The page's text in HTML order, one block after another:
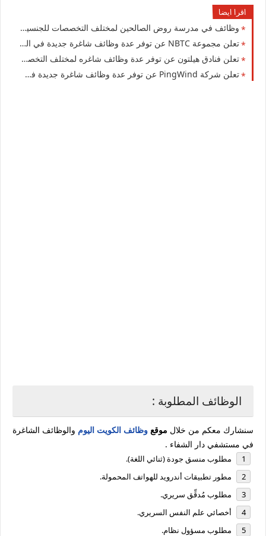
اقرا ايضا
وظائف في مدرسة روض الصالحين لمختلف التخصصات للجنسيين للوافدين والأجانب في الكويت لعام 2026
تعلن مجموعة NBTC عن توفر عدة وظائف شاغرة جديدة في العديد من التخصصات في الكويت 2026
تعلن فنادق هيلتون عن توفر عدة وظائف شاغره لمختلف التخصصات في الكويت
تعلن شركة ‏PingWind‏ عن توفر عدة وظائف شاغرة جديدة في مختلف التخصصات في الكويت
الوظائف المطلوبة :
سنشارك معكم من خلال موقع وظائف الكويت اليوم والوظائف الشاغرة
في مستشفي دار الشفاء .
مطلوب منسق جودة (ثنائي اللغة).
مطور تطبيقات أندرويد للهواتف المحمولة.
مطلوب مُدقِّق سريري.
أخصائي علم النفس السريري.
مطلوب مسؤول نظام.